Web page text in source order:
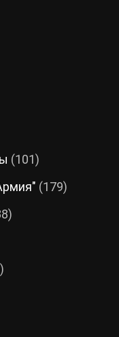
(101)
(179)